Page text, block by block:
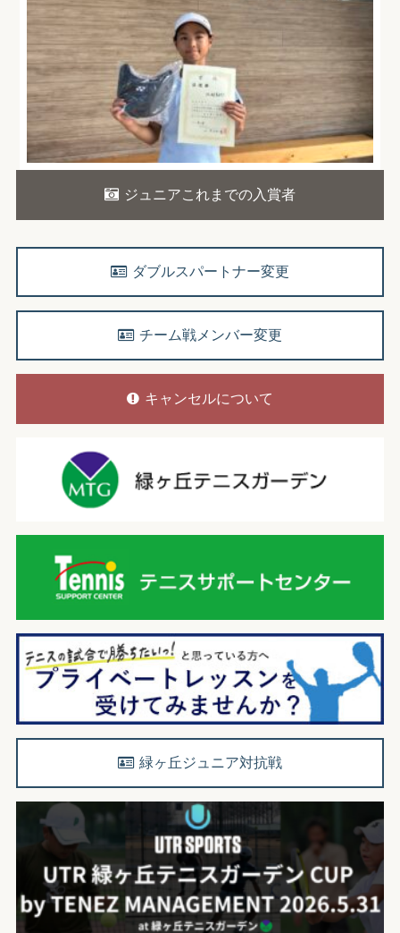
ジュニアこれまでの入賞者
ダブルスパートナー変更
チーム戦メンバー変更
キャンセルについて
緑ヶ丘ジュニア対抗戦